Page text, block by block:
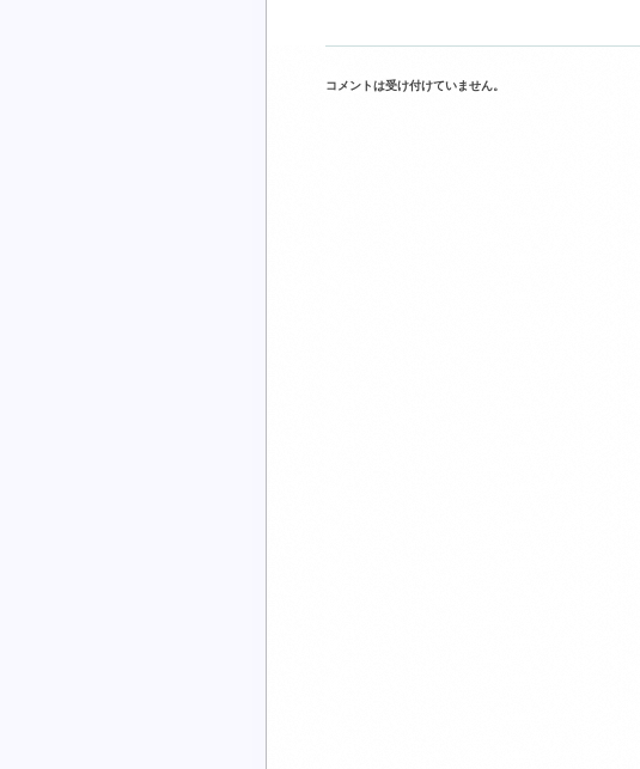
コメントは受け付けていません。